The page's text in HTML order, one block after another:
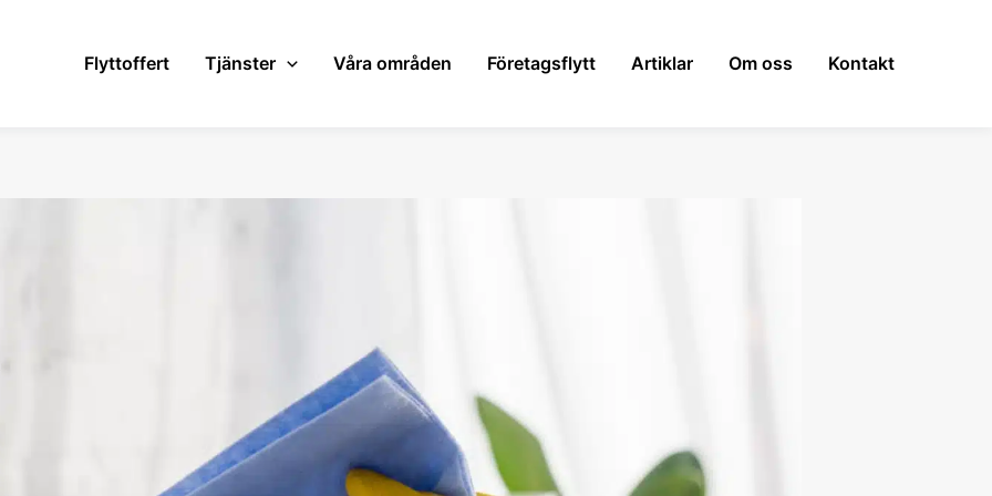
Flyttoffert Tjänster Våra områden Företagsflytt Artiklar Om oss Kontakt